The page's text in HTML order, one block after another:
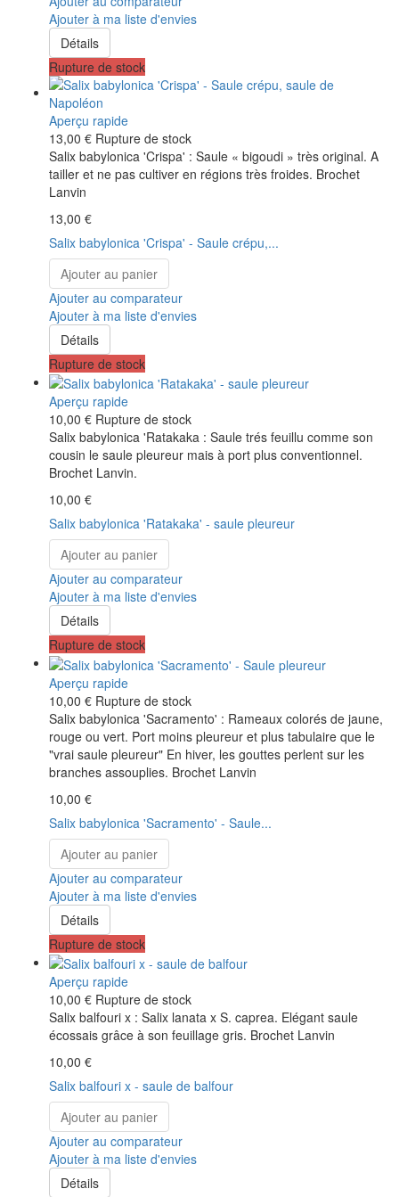
Ajouter à ma liste d'envies
Détails
Rupture de stock
Aperçu rapide
13,00 € Rupture de stock
Salix babylonica 'Crispa' : Saule « bigoudi » très original. A
tailler et ne pas cultiver en régions très froides. Brochet
Lanvin
13,00 €
Salix babylonica 'Crispa' - Saule crépu,...
Ajouter au panier
Ajouter au comparateur
Ajouter à ma liste d'envies
Détails
Rupture de stock
Aperçu rapide
10,00 € Rupture de stock
Salix babylonica 'Ratakaka : Saule trés feuillu comme son
cousin le saule pleureur mais à port plus conventionnel.
Brochet Lanvin.
10,00 €
Salix babylonica 'Ratakaka' - saule pleureur
Ajouter au panier
Ajouter au comparateur
Ajouter à ma liste d'envies
Détails
Rupture de stock
Aperçu rapide
10,00 € Rupture de stock
Salix babylonica 'Sacramento' : Rameaux colorés de jaune,
rouge ou vert. Port moins pleureur et plus tabulaire que le
"vrai saule pleureur" En hiver, les gouttes perlent sur les
branches assouplies. Brochet Lanvin
10,00 €
Salix babylonica 'Sacramento' - Saule...
Ajouter au panier
Ajouter au comparateur
Ajouter à ma liste d'envies
Détails
Rupture de stock
Aperçu rapide
10,00 € Rupture de stock
Salix balfouri x : Salix lanata x S. caprea. Elégant saule
écossais grâce à son feuillage gris. Brochet Lanvin
10,00 €
Salix balfouri x - saule de balfour
Ajouter au panier
Ajouter au comparateur
Ajouter à ma liste d'envies
Détails